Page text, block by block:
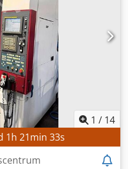
1 / 14
1h 21min 31s